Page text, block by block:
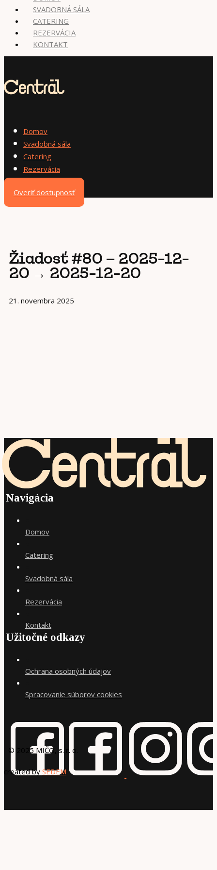
SVADOBNÁ SÁLA
CATERING
REZERVÁCIA
KONTAKT
Domov
Svadobná sála
Catering
Rezervácia
Overiť dostupnosť
Žiadosť #80 – 2025-12-
20 → 2025-12-20
21. novembra 2025
Navigácia
Domov
Catering
Svadobná sála
Rezervácia
Kontakt
Užitočné odkazy
Ochrana osobných údajov
Spracovanie súborov cookies
© 2025 MIČO, s. r. o.
created by SEDEM